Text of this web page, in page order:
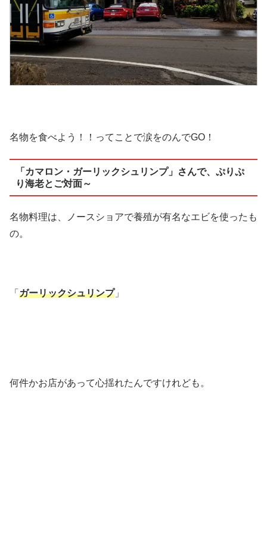
名物を食べよう！！ってことで涙をのんでGO！
「カマロン・ガーリックシュリンプ」さんで、ぷりぷ
り海老とご対面～
名物料理は、ノースショアで養殖が有名なエビを使ったも
の。
「 ガーリックシュリンプ」
何件かお店があって心揺れたんですけれども。